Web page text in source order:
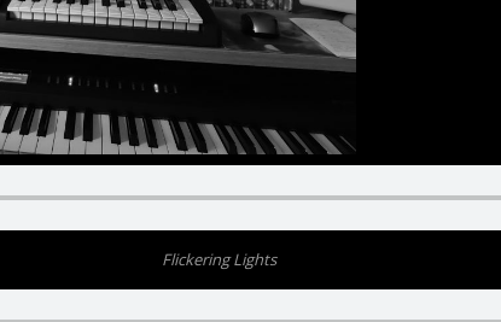
Flickering Lights